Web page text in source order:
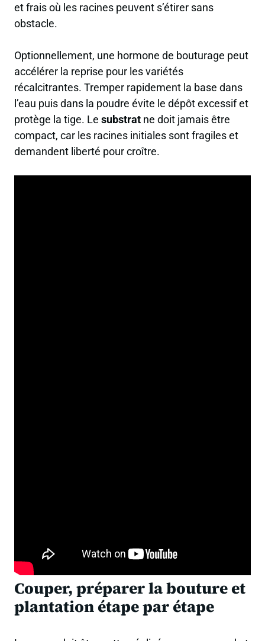
et frais où les racines peuvent s’étirer sans
obstacle.
Optionnellement, une hormone de bouturage peut
accélérer la reprise pour les variétés
récalcitrantes. Tremper rapidement la base dans
l’eau puis dans la poudre évite le dépôt excessif et
protège la tige. Le substrat ne doit jamais être
compact, car les racines initiales sont fragiles et
demandent liberté pour croître.
Couper, préparer la bouture et
plantation étape par étape